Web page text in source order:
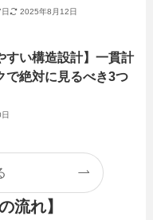
日 2025年8月12日
すい構造設計】一貫計
で絶対に見るべき3つ
流れ】